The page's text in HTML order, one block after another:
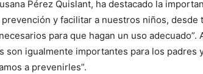
Pérez Quislant, ha destacado la
y facilitar a nuestros niños, desde
para que hagan un uso adecuado”.
son igualmente importantes para los padres
a prevenirles”.